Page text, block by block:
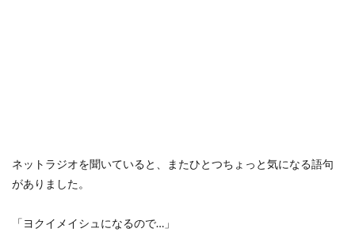
ネットラジオを聞いていると、またひとつちょっと気になる語句
がありました。
「ヨクイメイシュになるので…」